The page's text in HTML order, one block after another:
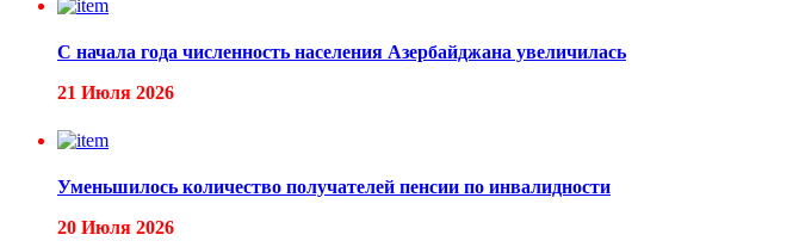
С начала года численность населения Азербайджана увеличилась
21 Июля 2026
Уменьшилось количество получателей пенсии по инвалидности
20 Июля 2026